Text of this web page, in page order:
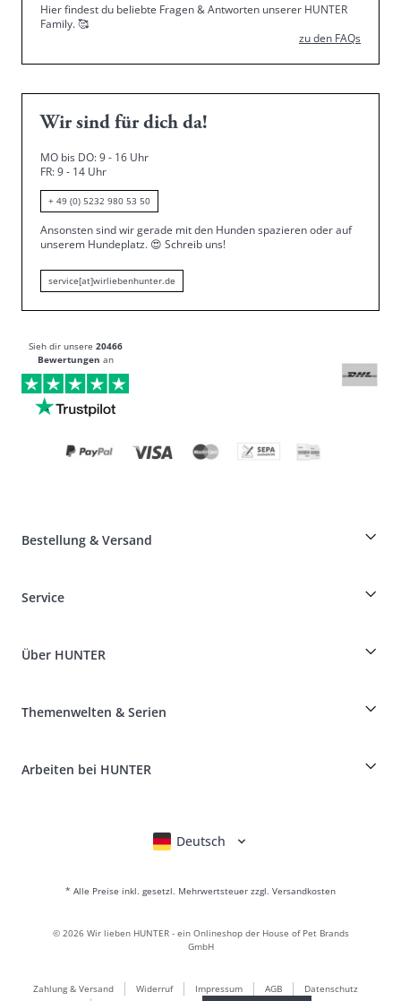
Hier findest du beliebte Fragen & Antworten unserer HUNTER
Family.🥰
zu den FAQs
Wir sind für dich da!
MO bis DO: 9 - 16 Uhr
FR: 9 - 14 Uhr
+ 49 (0) 5232 980 53 50
Ansonsten sind wir gerade mit den Hunden spazieren oder auf
unserem Hundeplatz. 😍 Schreib uns!
service[at]wirliebenhunter.de
Sieh dir unsere 20466
Bewertungen an
Bestellung & Versand
Specials für Hundeprofis
Informationen zur Lieferung
Produkte reklamieren und zurücksenden
Service
Rassentabelle
Tierkrankenversicherung
Über HUNTER
It*s a family Business
Leder ist unsere Leidenschaft
Themenwelten & Serien
BVB Dortmund
Geschenkewelt
Hundebekleidung
LOVE
Arbeiten bei HUNTER
* Alle Preise inkl. gesetzl. Mehrwertsteuer zzgl. Versandkosten
Deutsch
Zahlung & Versand Widerruf Impressum AGB
Datenschutz
© 2026 Wir lieben HUNTER - ein Onlineshop der House of Pet Brands
GmbH